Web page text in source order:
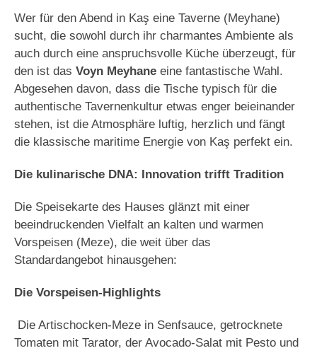
Wer für den Abend in Kaş eine Taverne (Meyhane)
sucht, die sowohl durch ihr charmantes Ambiente als
auch durch eine anspruchsvolle Küche überzeugt, für
den ist das Voyn Meyhane eine fantastische Wahl.
Abgesehen davon, dass die Tische typisch für die
authentische Tavernenkultur etwas enger beieinander
stehen, ist die Atmosphäre luftig, herzlich und fängt
die klassische maritime Energie von Kaş perfekt ein.
Die kulinarische DNA: Innovation trifft Tradition
Die Speisekarte des Hauses glänzt mit einer
beeindruckenden Vielfalt an kalten und warmen
Vorspeisen (Meze), die weit über das
Standardangebot hinausgehen:
Die Vorspeisen-Highlights
Die Artischocken-Meze in Senfsauce, getrocknete
Tomaten mit Tarator, der Avocado-Salat mit Pesto und